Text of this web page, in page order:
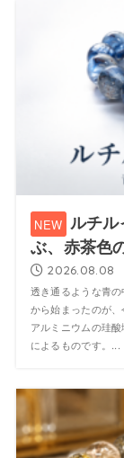
ルチ
ぶ、赤茶色
2026.08.08
透き通るような青
から始まったのが
アルミニウムの珪
によるものです。...